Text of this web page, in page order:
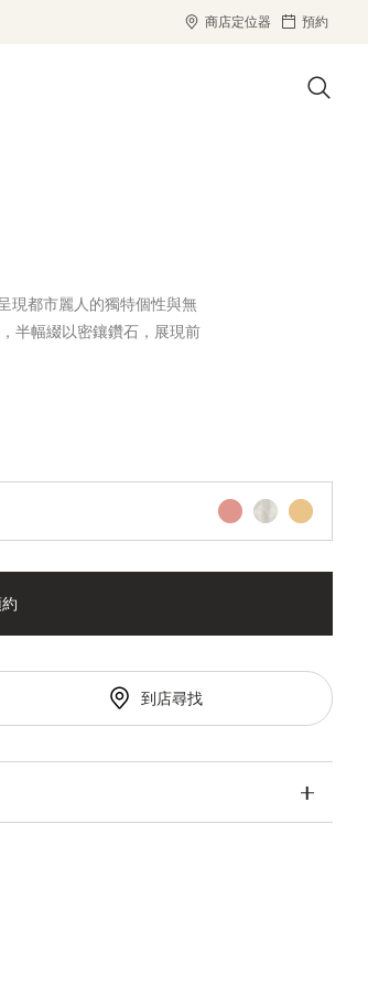
商店定位器 預約
現都市麗人的獨特個性與無
半幅綴以密鑲鑽石，展現前
到店尋找